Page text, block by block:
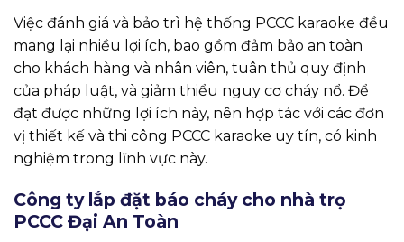
Việc đánh giá và bảo trì hệ thống PCCC karaoke đều
mang lại nhiều lợi ích, bao gồm đảm bảo an toàn
cho khách hàng và nhân viên, tuân thủ quy định
của pháp luật, và giảm thiểu nguy cơ cháy nổ. Để
đạt được những lợi ích này, nên hợp tác với các đơn
vị thiết kế và thi công PCCC karaoke uy tín, có kinh
nghiệm trong lĩnh vực này.
Công ty lắp đặt báo cháy cho nhà trọ
PCCC Đại An Toàn